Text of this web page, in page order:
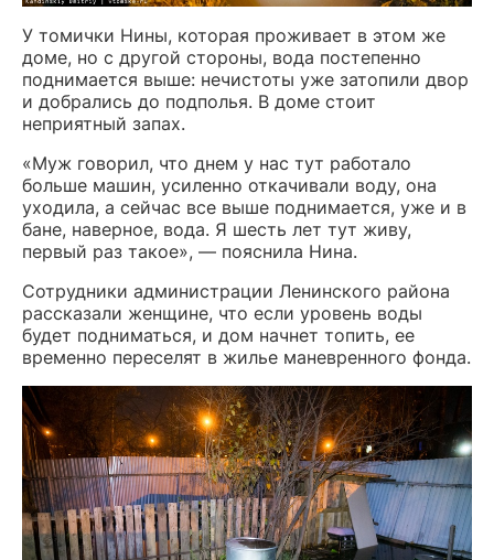
У томички Нины, которая проживает в этом же
доме, но с другой стороны, вода постепенно
поднимается выше: нечистоты уже затопили двор
и добрались до подполья. В доме стоит
неприятный запах.
«Муж говорил, что днем у нас тут работало
больше машин, усиленно откачивали воду, она
уходила, а сейчас все выше поднимается, уже и в
бане, наверное, вода. Я шесть лет тут живу,
первый раз такое», — пояснила Нина.
Сотрудники администрации Ленинского района
рассказали женщине, что если уровень воды
будет подниматься, и дом начнет топить, ее
временно переселят в жилье маневренного фонда.